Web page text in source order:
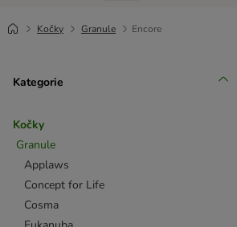
Kočky Granule Encore
Kategorie
Kočky
Granule
Applaws
Concept for Life
Cosma